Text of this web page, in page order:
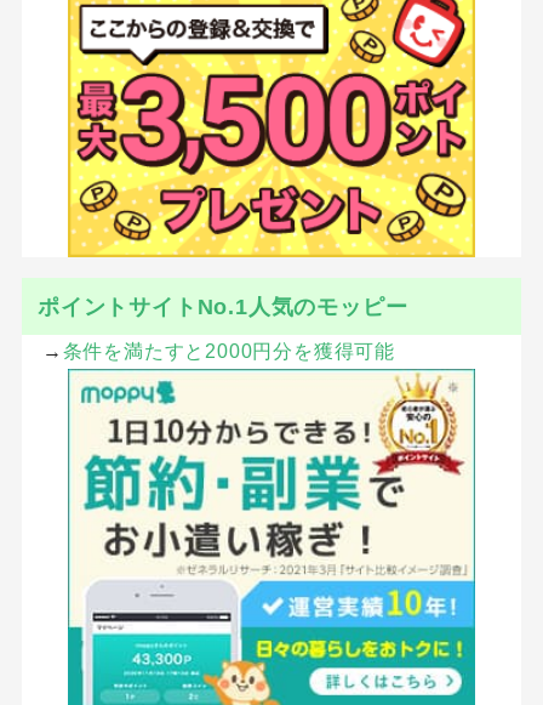
ポイントサイトNo.1人気のモッピー
→ 条件を満たすと2000円分を獲得可能